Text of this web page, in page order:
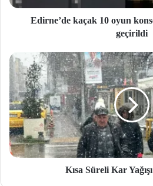
Edirne’de kaçak 10 oyun
geçirildi
Kısa Süreli Kar